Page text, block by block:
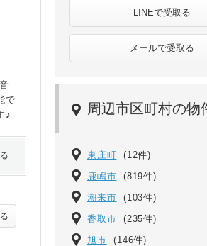
LINEで受取る
メールで受取る
周辺市区町村の物
東庄町 (12件)
鹿嶋市 (819件)
潮来市 (103件)
香取市 (235件)
旭市 (146件)
で
♪